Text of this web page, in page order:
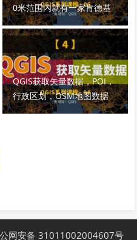
0米范围内就有一家肯德基
QGIS获取矢量数据，POI，
行政区划，OSM地图数据
网安备 31011002004607号